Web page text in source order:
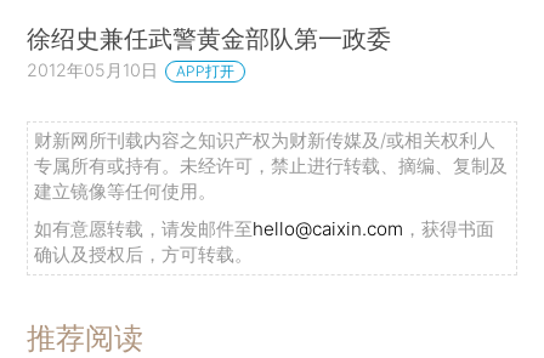
徐绍史兼任武警黄金部队第一政委
2012年05月10日 APP打开
财新网所刊载内容之知识产权为财新传媒及/或相关权利人
专属所有或持有。未经许可，禁止进行转载、摘编、复制及
建立镜像等任何使用。
如有意愿转载，请发邮件至hello@caixin.com ，获得书面
确认及授权后，方可转载。
推荐阅读